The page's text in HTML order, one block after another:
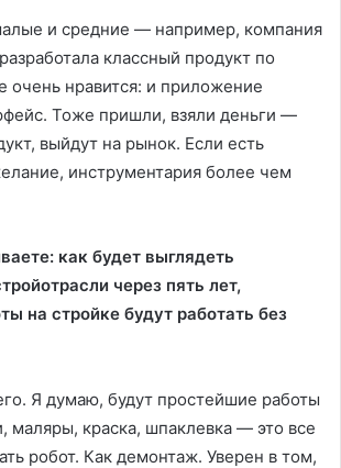
и средние — например, компания
классный продукт по
очень нравится: и приложение
Тоже пришли, взяли деньги —
выйдут на рынок. Если есть
инструментария более чем
как будет выглядеть
через пять лет,
на стройке будут работать без
Я думаю, будут простейшие работы
маляры, краска, шпаклевка — это все
робот. Как демонтаж. Уверен в том,